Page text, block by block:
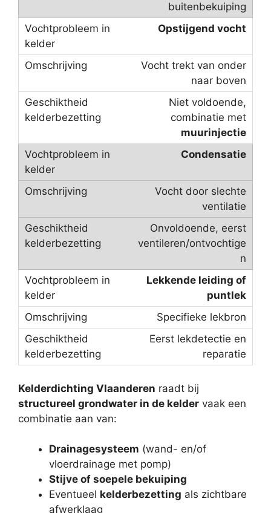
buitenbekuiping
Opstijgend vocht
Vocht trekt van onder
naar boven
Niet voldoende,
combinatie met
muurinjectie
Condensatie
Vocht door slechte
ventilatie
Onvoldoende, eerst
ventileren/ontvochtige
n
Lekkende leiding of
puntlek
Specifieke lekbron
Eerst lekdetectie en
reparatie
Kelderdichting Vlaanderen raadt bij
structureel grondwater in de kelder vaak een
combinatie aan van:
Drainagesysteem (wand- en/of
vloerdrainage met pomp)
Stijve of soepele bekuiping
Eventueel kelderbezetting als zichtbare
afwerklaag